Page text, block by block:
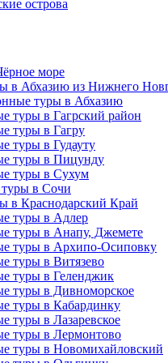
острова
море
в Абхазию из Нижнего
туры в Абхазию
туры в Гагрский район
туры в Гагру
туры в Гудауту
туры в Пицунду
туры в Сухум
в Сочи
в Краснодарский Край
туры в Адлер
туры в Анапу, Джемете
туры в Архипо-Осиповку
туры в Витязево
туры в Геленджик
туры в Дивноморское
туры в Кабардинку
туры в Лазаревское
туры в Лермонтово
туры в Новомихайловский